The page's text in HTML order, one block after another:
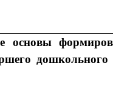
основы